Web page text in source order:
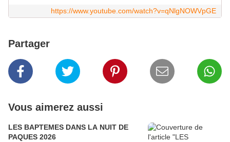
https://www.youtube.com/watch?v=qNlgNOWVpGE
Partager
Vous aimerez aussi
LES BAPTEMES DANS LA NUIT DE
PAQUES 2026